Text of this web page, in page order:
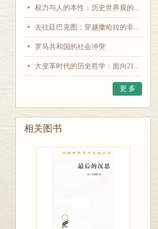
权力与人的本性：历史世界观的...
去往廷巴克图：穿越撒哈拉的非...
罗马共和国的社会冲突
大变革时代的历史哲学：面向21...
更 多
相关图书